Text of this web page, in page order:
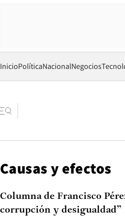
InicioPolíticaNacionalNegocios
Causas y efectos
Columna de Francisco
corrupción y desigualdad”